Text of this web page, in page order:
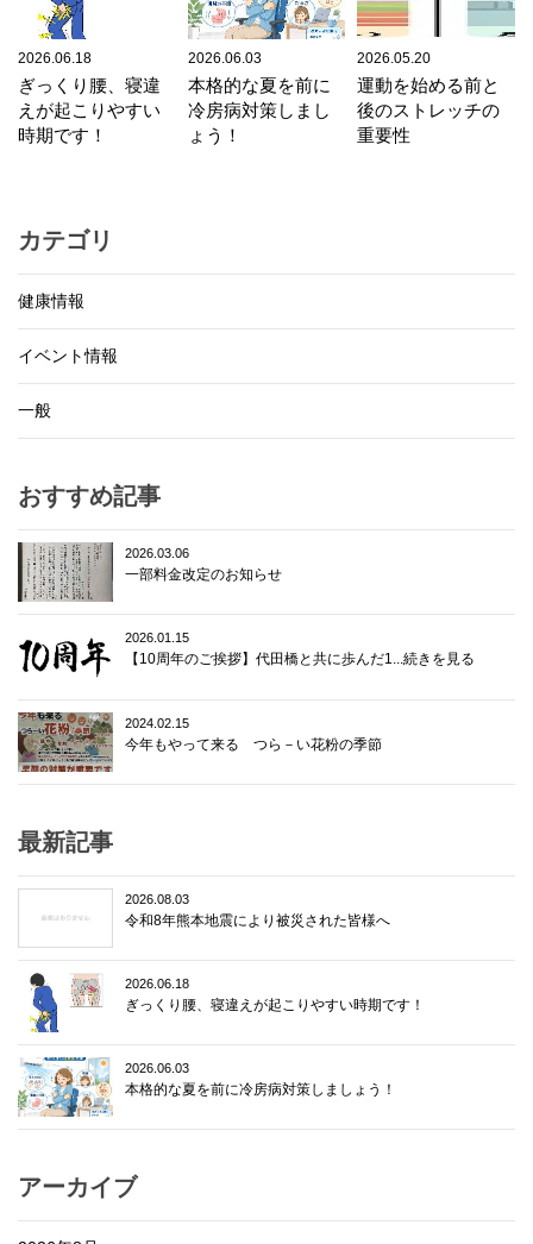
2026.06.18
ぎっくり腰、寝違
えが起こりやすい
時期です！
2026.06.03
本格的な夏を前に
冷房病対策しまし
ょう！
2026.05.20
運動を始める前と
後のストレッチの
重要性
カテゴリ
健康情報
イベント情報
一般
おすすめ記事
2026.03.06
一部料金改定のお知らせ
2026.01.15
【10周年のご挨拶】代田橋と共に歩んだ1...続きを見る
2024.02.15
今年もやって来る つら－い花粉の季節
最新記事
2026.08.03
令和8年熊本地震により被災された皆様へ
2026.06.18
ぎっくり腰、寝違えが起こりやすい時期です！
2026.06.03
本格的な夏を前に冷房病対策しましょう！
アーカイブ